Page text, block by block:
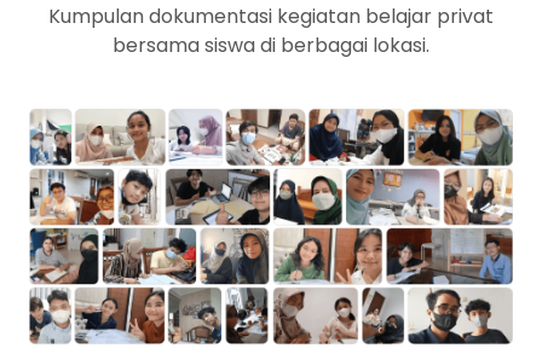
Kumpulan dokumentasi kegiatan belajar privat
bersama siswa di berbagai lokasi.